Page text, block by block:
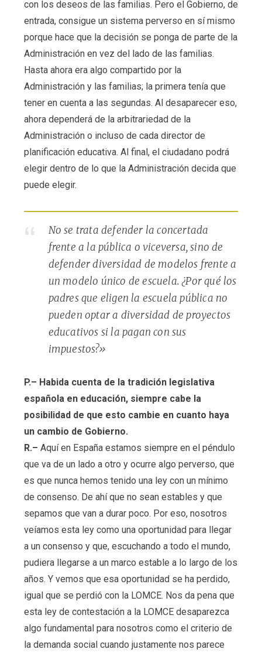
con los deseos de las familias. Pero el Gobierno, de
entrada, consigue un sistema perverso en sí mismo
porque hace que la decisión se ponga de parte de la
Administración en vez del lado de las familias.
Hasta ahora era algo compartido por la
Administración y las familias; la primera tenía que
tener en cuenta a las segundas. Al desaparecer eso,
ahora dependerá de la arbitrariedad de la
Administración o incluso de cada director de
planificación educativa. Al final, el ciudadano podrá
elegir dentro de lo que la Administración decida que
puede elegir.
No se trata defender la concertada
frente a la pública o viceversa, sino de
defender diversidad de modelos frente a
un modelo único de escuela. ¿Por qué los
padres que eligen la escuela pública no
pueden optar a diversidad de proyectos
educativos si la pagan con sus
impuestos?»
P.– Habida cuenta de la tradición legislativa
española en educación, siempre cabe la
posibilidad de que esto cambie en cuanto haya
un cambio de Gobierno.
R.– Aquí en España estamos siempre en el péndulo
que va de un lado a otro y ocurre algo perverso, que
es que nunca hemos tenido una ley con un mínimo
de consenso. De ahí que no sean estables y que
sepamos que van a durar poco. Por eso, nosotros
veíamos esta ley como una oportunidad para llegar
a un consenso y que, escuchando a todo el mundo,
pudiera llegarse a un marco estable a lo largo de los
años. Y vemos que esa oportunidad se ha perdido,
igual que se perdió con la LOMCE. Nos da pena que
esta ley de contestación a la LOMCE desaparezca
algo fundamental para nosotros como el criterio de
la demanda social cuando justamente nos parece